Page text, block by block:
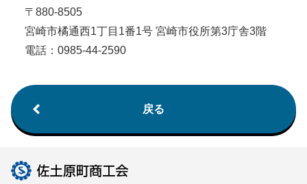
〒880-8505
宮崎市橘通西1丁目1番1号 宮崎市役所第3庁舎3階
電話：0985-44-2590
戻る